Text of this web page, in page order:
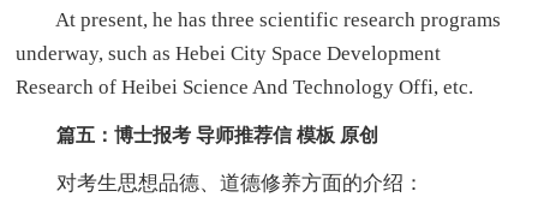
At present, he has three scientific research programs
underway, such as Hebei City Space Development
Research of Heibei Science And Technology Offi, etc.
篇五：博士报考 导师推荐信 模板 原创
对考生思想品德、道德修养方面的介绍：